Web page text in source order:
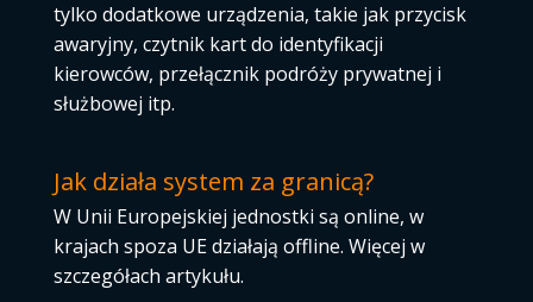
tylko dodatkowe urządzenia, takie jak przycisk
awaryjny, czytnik kart do identyfikacji
kierowców, przełącznik podróży prywatnej i
służbowej itp.
Jak działa system za granicą?
W Unii Europejskiej jednostki są online, w
krajach spoza UE działają offline. Więcej w
szczegółach artykułu.